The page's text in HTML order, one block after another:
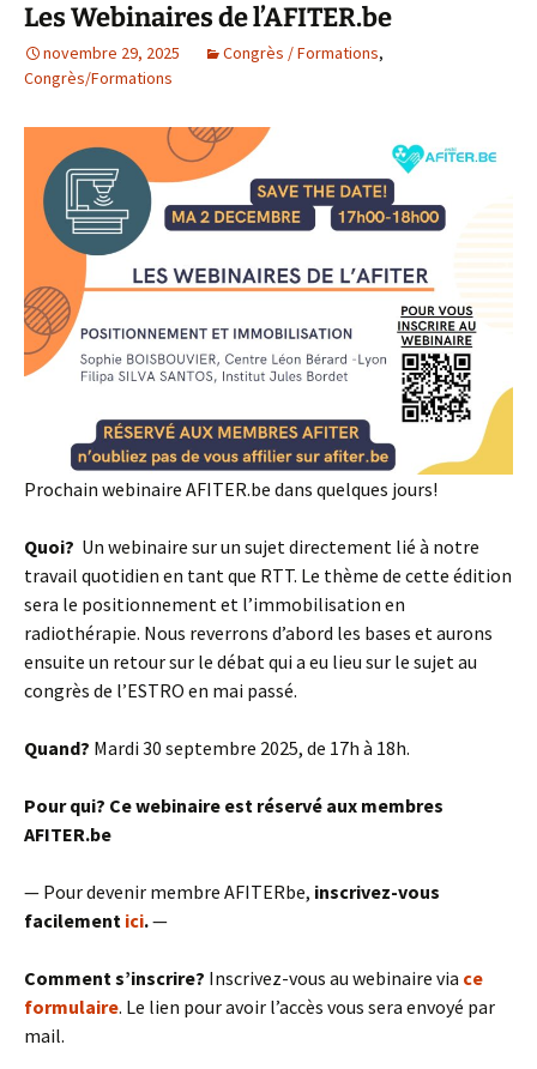
Les Webinaires de l’AFITER.be
novembre 29, 2025 Congrès / Formations,
Congrès/Formations
Prochain webinaire AFITER.be dans quelques jours!
Quoi? Un webinaire sur un sujet directement lié à notre
travail quotidien en tant que RTT. Le thème de cette édition
sera le positionnement et l’immobilisation en
radiothérapie. Nous reverrons d’abord les bases et aurons
ensuite un retour sur le débat qui a eu lieu sur le sujet au
congrès de l’ESTRO en mai passé.
Quand? Mardi 30 septembre 2025, de 17h à 18h.
Pour qui? Ce webinaire est réservé aux membres
AFITER.be
— Pour devenir membre AFITERbe, inscrivez-vous
facilement ici.—
Comment s’inscrire? Inscrivez-vous au webinaire via ce
formulaire. Le lien pour avoir l’accès vous sera envoyé par
mail.